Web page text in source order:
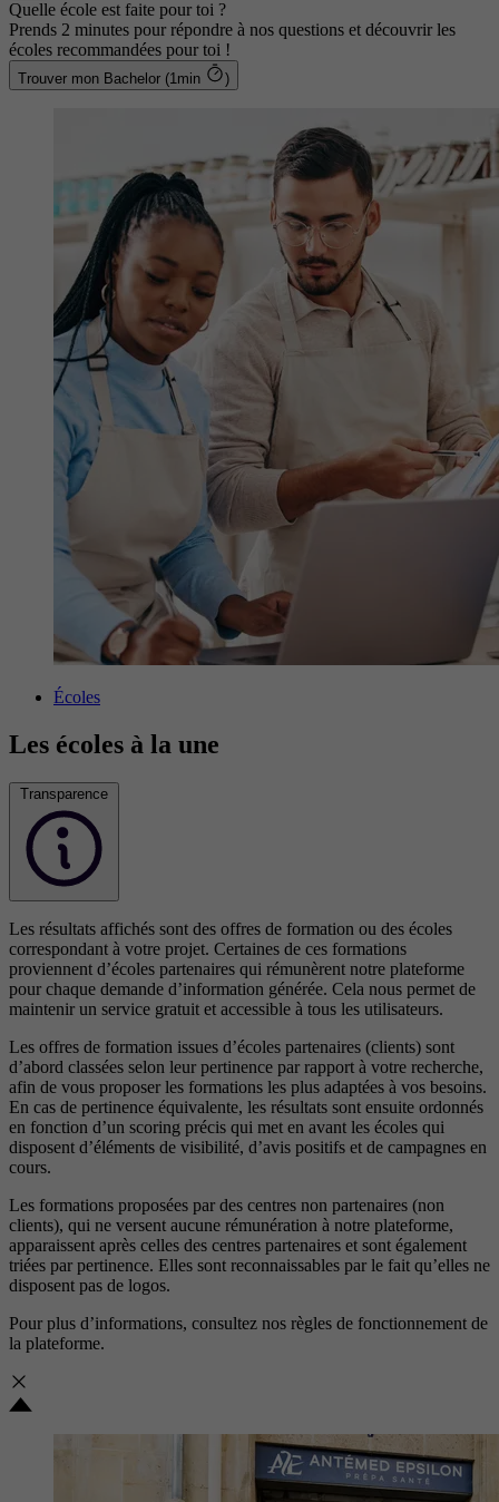
Quelle école est faite pour toi ?
Prends 2 minutes pour répondre à nos questions et découvrir les
écoles recommandées pour toi !
Trouver mon Bachelor (1min )
Écoles
Les écoles à la une
Transparence
Les résultats affichés sont des offres de formation ou des écoles
correspondant à votre projet. Certaines de ces formations
proviennent d’écoles partenaires qui rémunèrent notre plateforme
pour chaque demande d’information générée. Cela nous permet de
maintenir un service gratuit et accessible à tous les utilisateurs.
Les offres de formation issues d’écoles partenaires (clients) sont
d’abord classées selon leur pertinence par rapport à votre recherche,
afin de vous proposer les formations les plus adaptées à vos besoins.
En cas de pertinence équivalente, les résultats sont ensuite ordonnés
en fonction d’un scoring précis qui met en avant les écoles qui
disposent d’éléments de visibilité, d’avis positifs et de campagnes en
cours.
Les formations proposées par des centres non partenaires (non
clients), qui ne versent aucune rémunération à notre plateforme,
apparaissent après celles des centres partenaires et sont également
triées par pertinence. Elles sont reconnaissables par le fait qu’elles ne
disposent pas de logos.
Pour plus d’informations, consultez nos règles de fonctionnement de
la plateforme.